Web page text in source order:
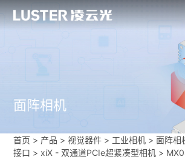
面阵相机
首页 > 产品 > 视觉器件 > 工业相机 >面阵相
接口 > xiX - 双通道PCIe超紧凑型相机 >